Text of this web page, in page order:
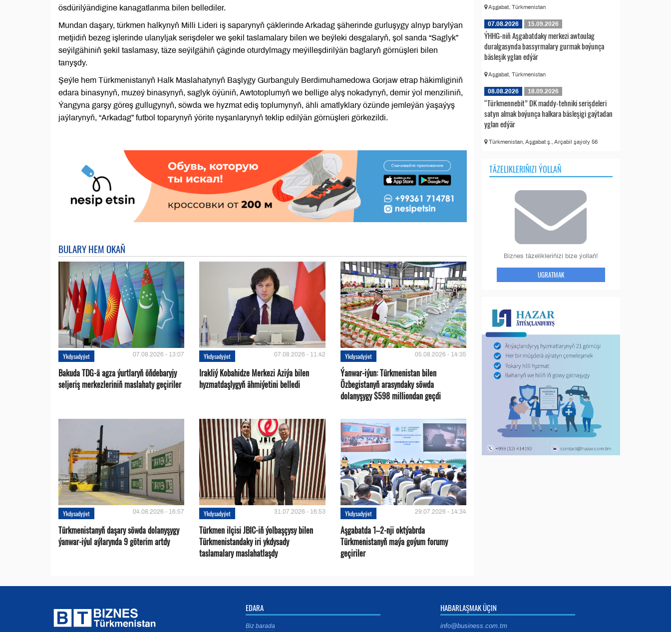
ösdürilýändigine kanagatlanma bilen bellediler.
Mundan daşary, türkmen halkynyň Milli Lideri iş saparynyň çäklerinde Arkadag şäherinde gurluşygy alnyp barylýan
metjidiň bezeg işlerinde ulanyljak serişdeler we şekil taslamalary bilen we beýleki desgalaryň, şol sanda “Saglyk”
seýilgähiniň şekil taslamasy, täze seýilgähiň çäginde oturdylmagy meýilleşdirilýän baglaryň görnüşleri bilen
tanyşdy.
Şeýle hem Türkmenistanyň Halk Maslahatynyň Başlygy Gurbanguly Berdimuhamedowa Gorjaw etrap häkimliginiň
edara binasynyň, muzeý binasynyň, saglyk öýüniň, Awtotoplumyň we bellige alyş nokadynyň, demir ýol menziliniň,
Ýangyna garşy göreş gullugynyň, söwda we hyzmat ediş toplumynyň, ähli amatlyklary özünde jemleýän ýaşaýyş
jaýlarynyň, “Arkadag” futbol toparynyň ýörite nyşanlarynyň teklip edilýän görnüşleri görkezildi.
BULARY HEM OKAŇ
Ykdysadyýet 07.08.2026 - 13:07
Bakuda TDG-ä agza ýurtlaryň öňdebaryjy
seljeriş merkezleriniň maslahaty geçiriler
Ykdysadyýet 07.08.2026 - 11:42
Irakliý Kobahidze Merkezi Aziýa bilen
hyzmatdaşlygyň ähmiýetini belledi
Ykdysadyýet 05.08.2026 - 14:35
Ýanwar-iýun: Türkmenistan bilen
Özbegistanyň arasyndaky söwda
dolanyşygy $598 milliondan geçdi
Ykdysadyýet 04.08.2026 - 16:57
Türkmenistanyň daşary söwda dolanyşygy
ýanwar-iýul aýlarynda 9 göterim artdy
Ykdysadyýet 31.07.2026 - 16:53
Türkmen ilçisi JBIC-iň ýolbaşçysy bilen
Türkmenistandaky iri ykdysady
taslamalary maslahatlaşdy
Ykdysadyýet 29.07.2026 - 14:34
Aşgabatda 1–2-nji oktýabrda
Türkmenistanyň maýa goýum forumy
geçiriler
Aşgabat, Türkmenistan
07.08.2026 15.09.2026
ÝHHG-niň Aşgabatdaky merkezi awtoulag
duralgasynda bassyrmalary gurmak boýunça
bäsleşik yglan edýär
Aşgabat, Türkmenistan
08.08.2026 18.09.2026
“Türkmennebit” DK maddy-tehniki serişdeleri
satyn almak boýunça halkara bäsleşigi gaýtadan
yglan edýär
Türkmenistan, Aşgabat ş., Arçabil şaýoly 56
TÄZELIKLERIŇIZI ÝOLLAŇ
Biznes täzelikleriňizi bize ýollaň!
UGRATMAK
EDARA
Biz barada
HABARLAŞMAK ÜÇIN
info@business.com.tm